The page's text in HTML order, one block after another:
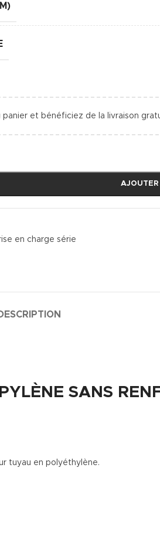
panier et bénéficiez de la livraison
en charge série
SANS
tuyau en polyéthylène.